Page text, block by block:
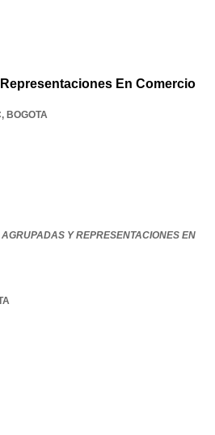
En Comercio
, BOGOTA
Y REPRESENTACIONES EN